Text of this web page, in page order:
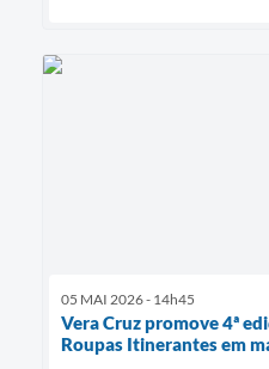
05 MAI 2026 - 14h45
Vera Cruz promove 4ª
Roupas Itinerantes em